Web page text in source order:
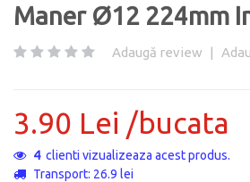
Maner Ø12 224mm
Adaugă review |
3.90 Lei /bucata
4clienti vizualizeaza acest produs.
Transport: 26.9 lei